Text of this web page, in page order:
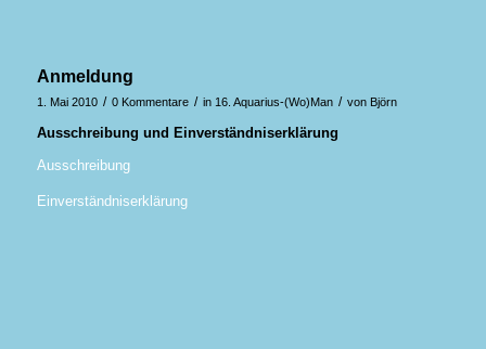
Anmeldung
1. Mai 2010 / 0 Kommentare / in 16. Aquarius-(Wo)Man / von Björn
Ausschreibung und Einverständniserklärung
Ausschreibung
Einverständniserklärung